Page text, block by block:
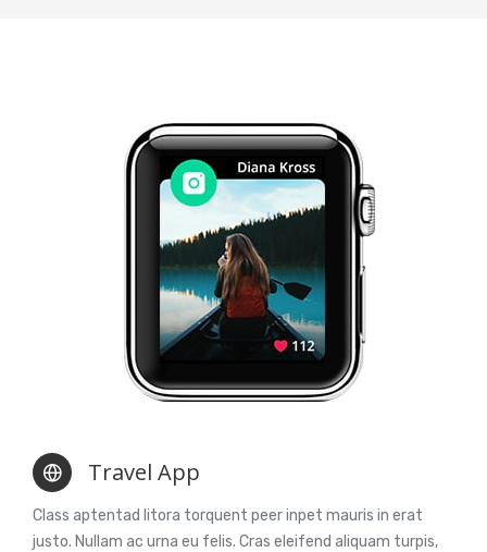
Travel App
Class aptentad litora torquent peer inpet mauris in erat
justo. Nullam ac urna eu felis. Cras eleifend aliquam turpis,